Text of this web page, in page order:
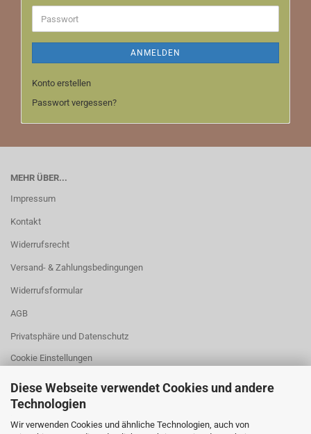
Diese Webseite verwendet Cookies und andere
Technologien
Wir verwenden Cookies und ähnliche Technologien, auch von
Adresse
Passwort
ANMELDEN
Konto erstellen
Passwort vergessen?
MEHR ÜBER...
Impressum
Kontakt
Widerrufsrecht
Versand- & Zahlungsbedingungen
Widerrufsformular
AGB
Privatsphäre und Datenschutz
Cookie Einstellungen